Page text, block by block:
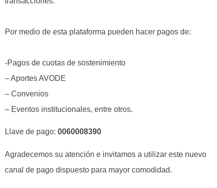
Por medio de esta plataforma pueden hacer pagos de:
-Pagos de cuotas de sostenimiento
– Aportes AVODE
– Convenios
– Eventos institucionales, entre otros.
Llave de pago: 0060008390
Agradecemos su atención e invitamos a utilizar este nuevo
canal de pago dispuesto para mayor comodidad.